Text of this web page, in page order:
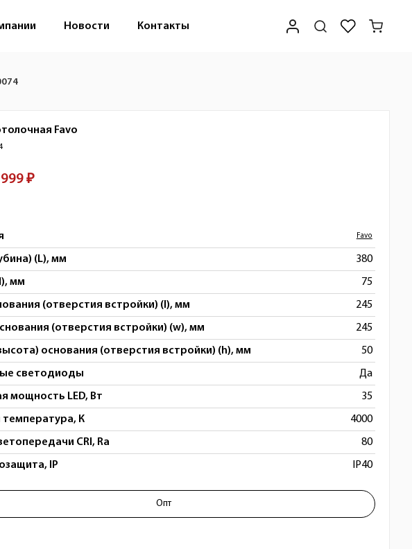
Новости Контакты
Favo
₽
Favo
(L), мм 380
мм 75
(отверстия встройки) (l), мм 245
(отверстия встройки) (w), мм 245
основания (отверстия встройки) (h), мм 50
светодиоды Да
мощность LED, Вт 35
температура, К 4000
CRI, Ra 80
IP IP40
Опт